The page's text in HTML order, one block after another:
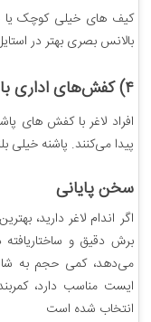
کیف های خیلی کوچک یا
بالانس بصری بهتر در
۴) کفش‌های اداری با پاشنه مناسب
افراد لاغر با کفش های
پیدا می‌کنند. پاشنه خیلی
سخن پایانی
اگر اندام لاغر دارید،
برش دقیق و
می‌دهد، کمی حجم به
ایست مناسب دارد،
انتخاب شده است